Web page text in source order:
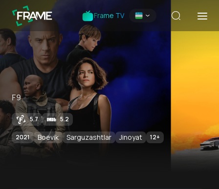
Frame TV
F9
5.7 5.2
2021 Boevik Sarguzashtlar Jinoyat 12+